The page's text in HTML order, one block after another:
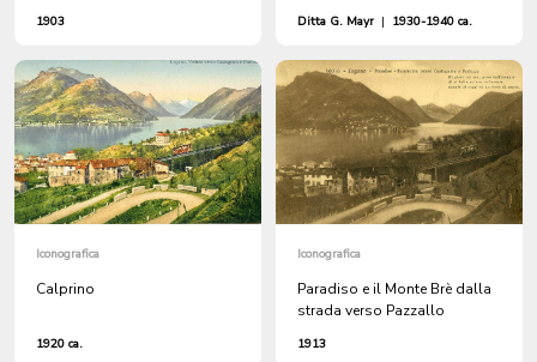
1903 Ditta G. Mayr | 1930-1940 ca.
Iconografica
Calprino
1920 ca.
Iconografica
Paradiso e il Monte Brè dalla
strada verso Pazzallo
1913